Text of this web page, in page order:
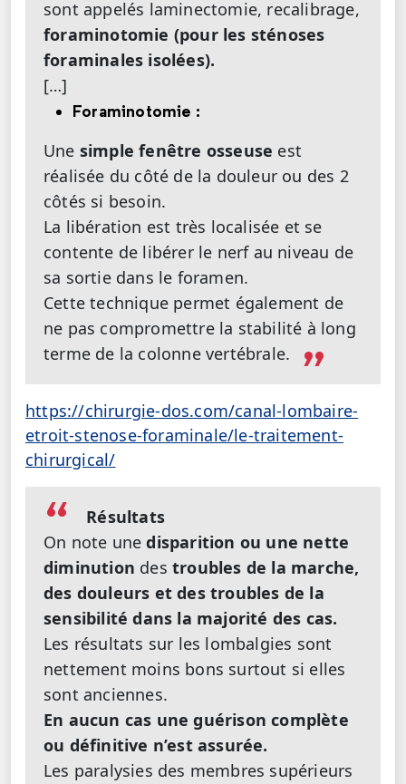
sont appelés laminectomie, recalibrage,
foraminotomie (pour les sténoses
foraminales isolées).
[…]
Foraminotomie :
Une simple fenêtre osseuse est
réalisée du côté de la douleur ou des 2
côtés si besoin.
La libération est très localisée et se
contente de libérer le nerf au niveau de
sa sortie dans le foramen.
Cette technique permet également de
ne pas compromettre la stabilité à long
terme de la colonne vertébrale.
https://chirurgie-dos.com/canal-lombaire-
etroit-stenose-foraminale/le-traitement-
chirurgical/
Résultats
On note unedisparition ou une nette
diminution des troubles de la marche,
des douleurs et des troubles de la
sensibilité dans la majorité des cas.
Les résultats sur les lombalgies sont
nettement moins bons surtout si elles
sont anciennes.
En aucun cas une guérison complète
ou définitive n’est assurée.
Les paralysies des membres supérieurs